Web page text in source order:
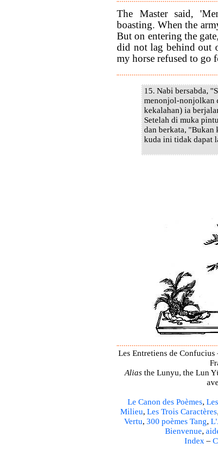
The Master said,
boasting. When the
But on entering the
did not lag behind out
my horse refused to go
15. Nabi bersabda,
menonjol-nonjolkan
kekalahan) ia
Setelah di muka
dan berkata, "Bukan
kuda ini tidak dapat
Les Entretiens de
Alias the Lunyu, the Lun
Le Canon des Poèmes,
Milieu, Les Trois Caractères
Vertu, 300 poèmes Tang,
Bienvenue,
Index –